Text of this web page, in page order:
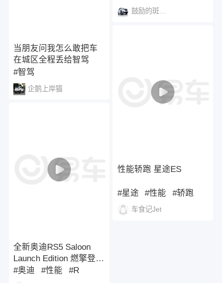
当朋友问我怎么敢把车
在城区全程丢给智驾
#智驾
企鹅上岸猫
全新奥迪RS5 Saloon
Launch Edition 燃擎登
场，性能美学再进化！
#奥迪 #性能 #R
性能轿跑 星途ES
#星途 #性能 #轿跑
车食记Jet